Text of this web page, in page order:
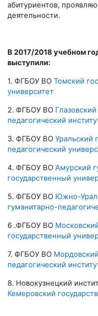
абитуриентов,
деятельности.
В 2017/2018 учебном
выступили:
1. ФГБОУ ВО Томский
университет
2. ФГБОУ ВО
педагогический
3. ФГБОУ ВО Уральский
педагогический
4. ФГБОУ ВО Амурский
государственный
5. ФГБОУ ВО Южно-
гуманитарно-
6 .ФГБОУ ВО
государственный
7. ФГБОУ ВО
педагогический
8. Новокузнецкий
Кемеровский